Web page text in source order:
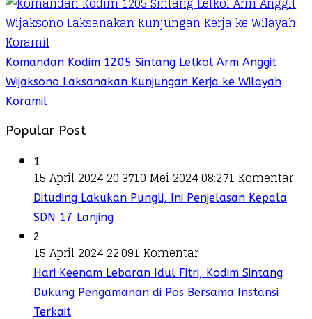
Komandan Kodim 1205 Sintang Letkol Arm Anggit
Wijaksono Laksanakan Kunjungan Kerja ke Wilayah
Koramil
Popular Post
1
15 April 2024 20:3710 Mei 2024 08:271 Komentar
Dituding Lakukan Pungli, Ini Penjelasan Kepala
SDN 17 Lanjing
2
15 April 2024 22:091 Komentar
Hari Keenam Lebaran Idul Fitri, Kodim Sintang
Dukung Pengamanan di Pos Bersama Instansi
Terkait